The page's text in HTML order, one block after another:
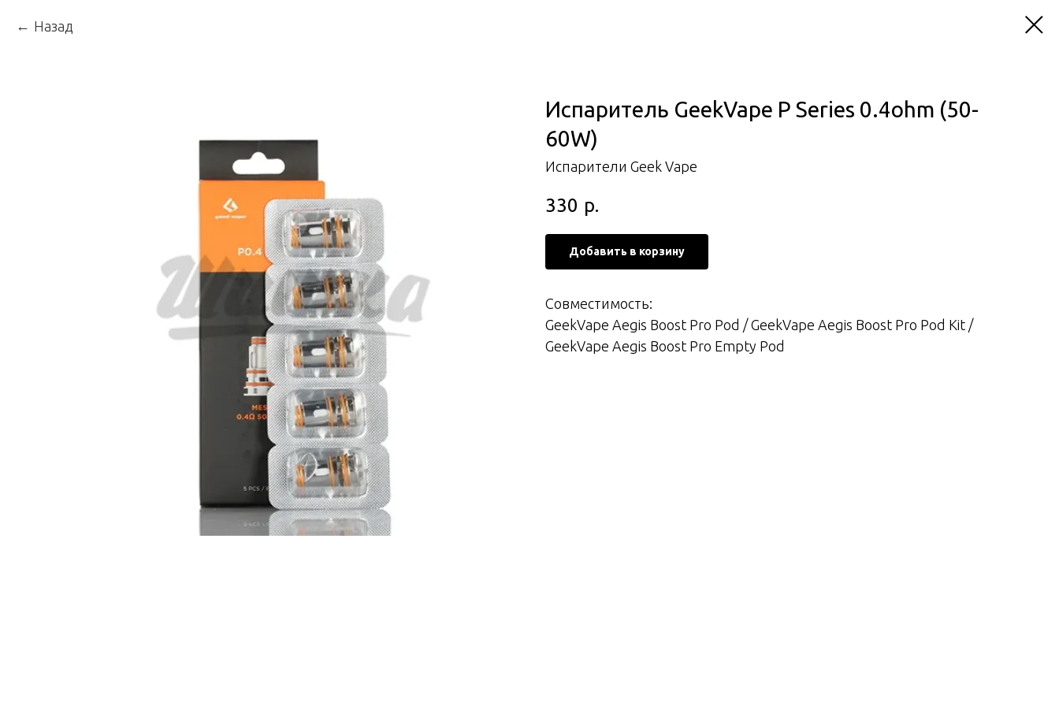
Назад
Испаритель GeekVape P Series 0.4ohm (50-
60W)
Испарители Geek Vape
330 р.
Добавить в корзину
Совместимость:
GeekVape Aegis Boost Pro Pod / GeekVape Aegis Boost Pro Pod Kit /
GeekVape Aegis Boost Pro Empty Pod